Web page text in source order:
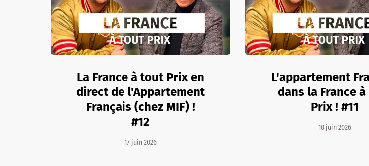
La France à tout Prix en
direct de l'Appartement
Français (chez MIF) !
#12
17 juin 2026
L'appartement
dans la France
Prix ! #11
10 juin 2026